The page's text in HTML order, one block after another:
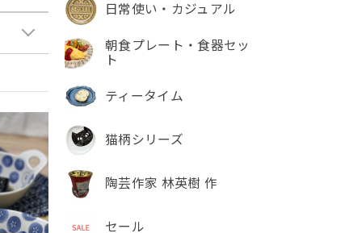
日常使い・カジュアル
朝食プレート・食器セッ
ト
ティータイム
猫柄シリーズ
陶芸作家 林英樹 作
セール